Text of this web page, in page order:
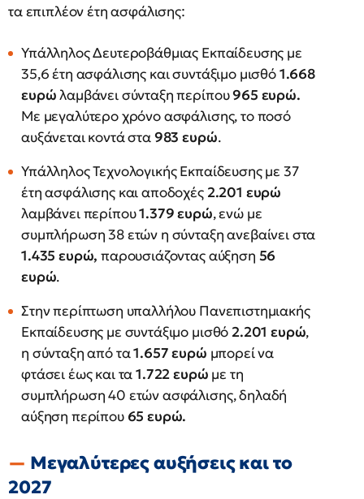
τα επιπλέον έτη ασφάλισης:
Υπάλληλος Δευτεροβάθμιας Εκπαίδευσης με
35,6 έτη ασφάλισης και συντάξιμο μισθό1.668
ευρώλαμβάνει σύνταξη περίπου965 ευρώ.
Με μεγαλύτερο χρόνο ασφάλισης, το ποσό
αυξάνεται κοντά στα983 ευρώ.
Υπάλληλος Τεχνολογικής Εκπαίδευσης με 37
έτη ασφάλισης και αποδοχές2.201 ευρώ
λαμβάνει περίπου1.379 ευρώ, ενώ με
συμπλήρωση 38 ετών η σύνταξη ανεβαίνει στα
1.435 ευρώ, παρουσιάζοντας αύξηση 56
ευρώ.
Στην περίπτωση υπαλλήλου Πανεπιστημιακής
Εκπαίδευσης με συντάξιμο μισθό 2.201 ευρώ,
η σύνταξη από τα1.657 ευρώ μπορεί να
φτάσει έως και τα1.722 ευρώ με τη
συμπλήρωση 40 ετών ασφάλισης, δηλαδή
αύξηση περίπου 65 ευρώ.
Μεγαλύτερες αυξήσεις και το
2027